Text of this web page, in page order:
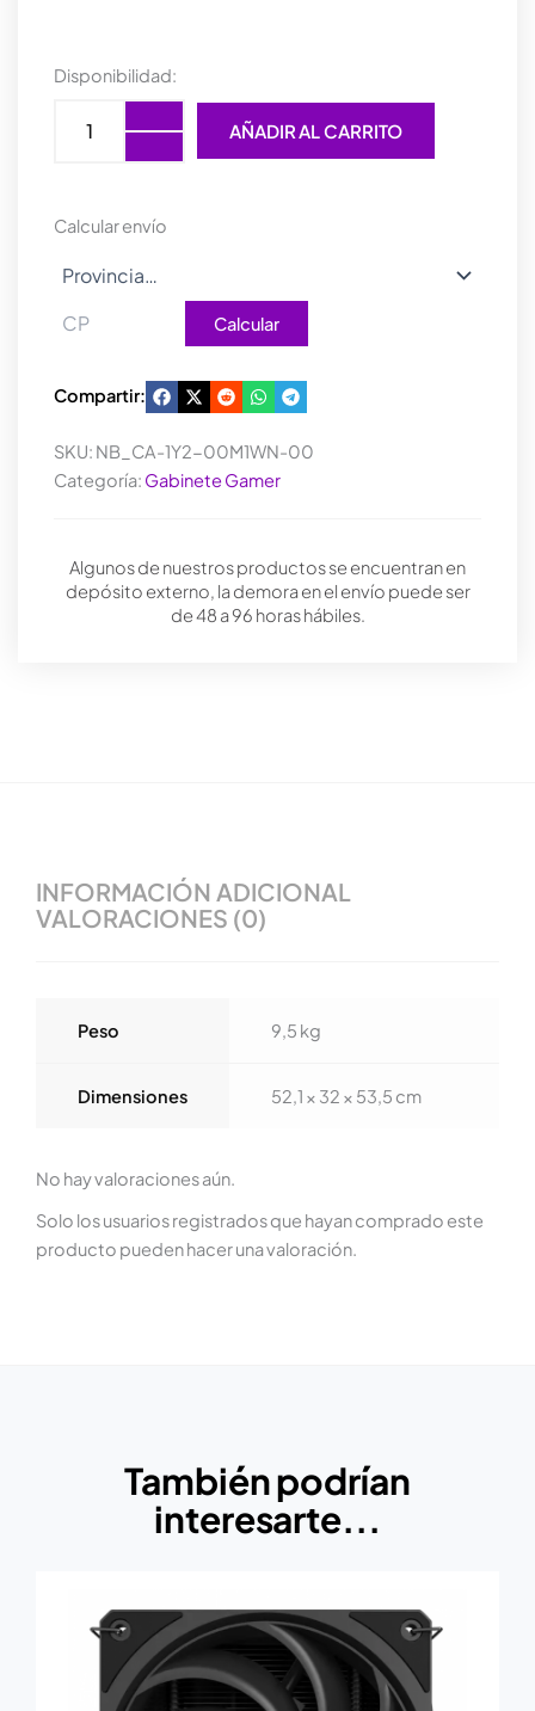
Disponibilidad:
GABINETE
CERES
BLACK
TEMPERED
cantidad
AÑADIR AL CARRITO
Calcular envío
Calcular
Compartir:
SKU: NB_CA-1Y2-00M1WN-00
Categoría: Gabinete Gamer
Algunos de nuestros productos se encuentran en
depósito externo, la demora en el envío puede ser
de 48 a 96 horas hábiles.
INFORMACIÓN ADICIONAL
VALORACIONES (0)
Peso 9,5 kg
Dimensiones 52,1 × 32 × 53,5 cm
No hay valoraciones aún.
Solo los usuarios registrados que hayan comprado este
producto pueden hacer una valoración.
También podrían
interesarte...